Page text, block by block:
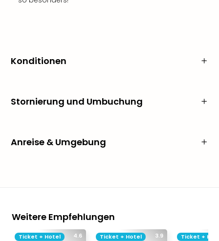
Konditionen
Stornierung und Umbuchung
Anreise & Umgebung
Weitere Empfehlungen
4.6
Ticket + Hotel 3.9
Ticket + Hotel Ticket +